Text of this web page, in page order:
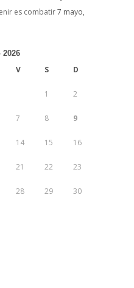
es combatir7 mayo,
2026
V S D
1 2
7 8 9
14 15 16
21 22 23
28 29 30